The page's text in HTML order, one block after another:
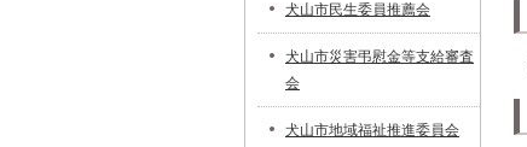
犬山市民生委員推薦会
犬山市災害弔慰金等支給審査
会
犬山市地域福祉推進委員会